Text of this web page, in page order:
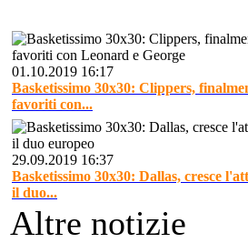
01.10.2019 16:17
Basketissimo 30x30: Clippers,
favoriti con...
29.09.2019 16:37
Basketissimo 30x30: Dallas, cresce
il duo...
Altre notizie